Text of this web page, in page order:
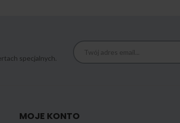
specjalnych.
MOJE KONTO